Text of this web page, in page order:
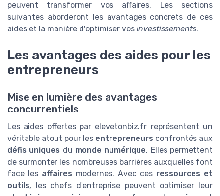
peuvent transformer vos affaires. Les sections
suivantes aborderont les avantages concrets de ces
aides et la manière d'optimiser vos investissements.
Les avantages des aides pour les
entrepreneurs
Mise en lumière des avantages
concurrentiels
Les aides offertes par elevetonbiz.fr représentent un
véritable atout pour les entrepreneurs confrontés aux
défis uniques du monde numérique. Elles permettent
de surmonter les nombreuses barrières auxquelles font
face les affaires modernes. Avec ces ressources et
outils, les chefs d'entreprise peuvent optimiser leur